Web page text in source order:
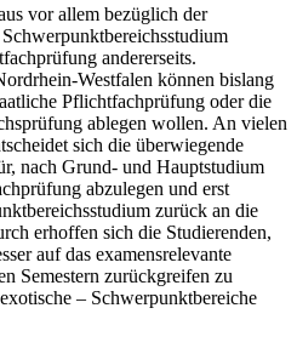
vor allem bezüglich der
andererseits.
Westfalen können bislang
Pflichtfachprüfung oder die
ablegen wollen. An vielen
sich die überwiegende
nach Grund- und Hauptstudium
abzulegen und erst
zurück an die
erhoffen sich die Studierenden,
auf das examensrelevante
Semestern zurückgreifen zu
– Schwerpunktbereiche